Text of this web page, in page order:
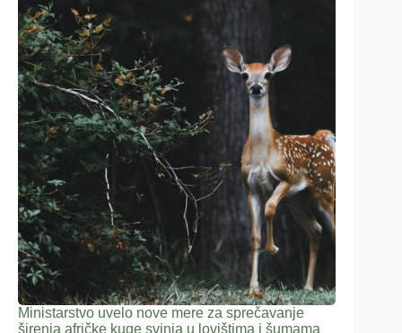
Ministarstvo uvelo nove mere za sprečavanje
širenja afričke kuge svinja u lovištima i šumama